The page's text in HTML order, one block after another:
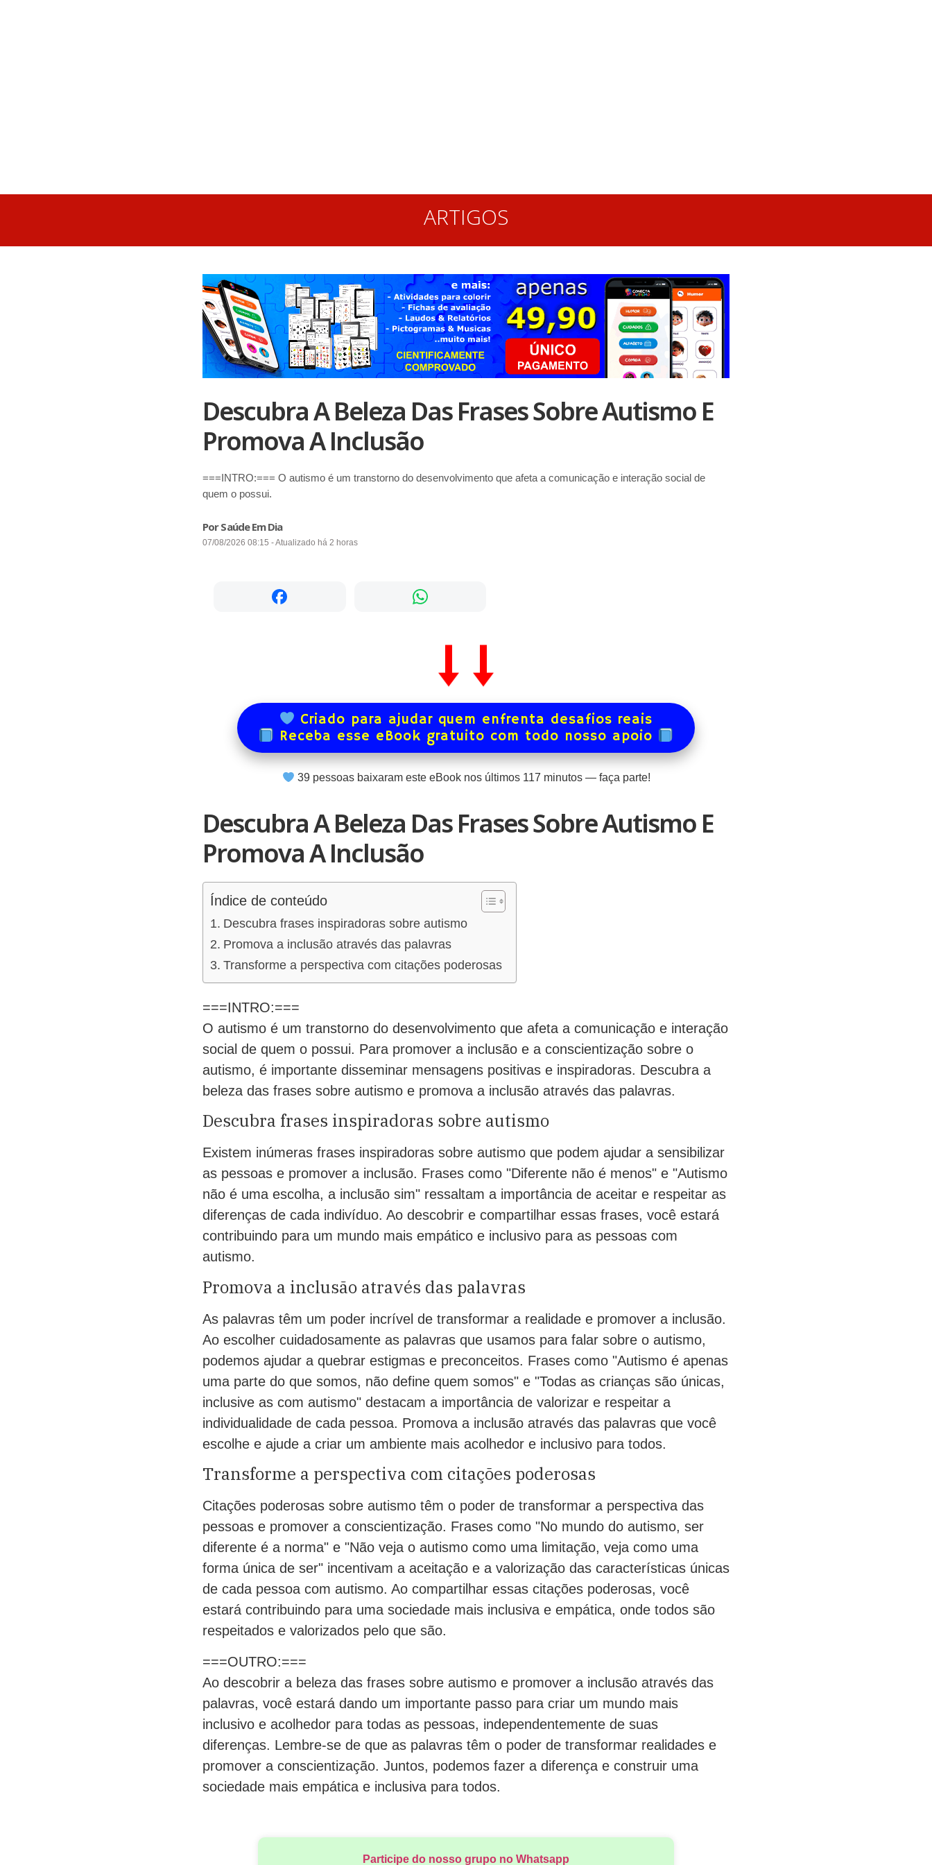
ARTIGOS
Descubra A Beleza Das Frases Sobre Autismo E
Promova A Inclusão
===INTRO:=== O autismo é um transtorno do desenvolvimento que afeta a comunicação e interação social de
quem o possui.
Por Saúde Em Dia
07/08/2026 08:15 - Atualizado há 2 horas
Criado para ajudar quem enfrenta desafios reais
Receba esse eBook gratuito com todo nosso apoio
39pessoas baixaram este eBook nos últimos 117 minutos — faça parte!
Descubra A Beleza Das Frases Sobre Autismo E
Promova A Inclusão
Índice de conteúdo
Descubra frases inspiradoras sobre autismo
Promova a inclusão através das palavras
Transforme a perspectiva com citações poderosas
===INTRO:===
O autismo é um transtorno do desenvolvimento que afeta a comunicação e interação
social de quem o possui. Para promover a inclusão e a conscientização sobre o
autismo, é importante disseminar mensagens positivas e inspiradoras. Descubra a
beleza das frases sobre autismo e promova a inclusão através das palavras.
Descubra frases inspiradoras sobre autismo
Existem inúmeras frases inspiradoras sobre autismo que podem ajudar a sensibilizar
as pessoas e promover a inclusão. Frases como "Diferente não é menos" e "Autismo
não é uma escolha, a inclusão sim" ressaltam a importância de aceitar e respeitar as
diferenças de cada indivíduo. Ao descobrir e compartilhar essas frases, você estará
contribuindo para um mundo mais empático e inclusivo para as pessoas com
autismo.
Promova a inclusão através das palavras
As palavras têm um poder incrível de transformar a realidade e promover a inclusão.
Ao escolher cuidadosamente as palavras que usamos para falar sobre o autismo,
podemos ajudar a quebrar estigmas e preconceitos. Frases como "Autismo é apenas
uma parte do que somos, não define quem somos" e "Todas as crianças são únicas,
inclusive as com autismo" destacam a importância de valorizar e respeitar a
individualidade de cada pessoa. Promova a inclusão através das palavras que você
escolhe e ajude a criar um ambiente mais acolhedor e inclusivo para todos.
Transforme a perspectiva com citações poderosas
Citações poderosas sobre autismo têm o poder de transformar a perspectiva das
pessoas e promover a conscientização. Frases como "No mundo do autismo, ser
diferente é a norma" e "Não veja o autismo como uma limitação, veja como uma
forma única de ser" incentivam a aceitação e a valorização das características únicas
de cada pessoa com autismo. Ao compartilhar essas citações poderosas, você
estará contribuindo para uma sociedade mais inclusiva e empática, onde todos são
respeitados e valorizados pelo que são.
===OUTRO:===
Ao descobrir a beleza das frases sobre autismo e promover a inclusão através das
palavras, você estará dando um importante passo para criar um mundo mais
inclusivo e acolhedor para todas as pessoas, independentemente de suas
diferenças. Lembre-se de que as palavras têm o poder de transformar realidades e
promover a conscientização. Juntos, podemos fazer a diferença e construir uma
sociedade mais empática e inclusiva para todos.
Participe do nosso grupo no Whatsapp